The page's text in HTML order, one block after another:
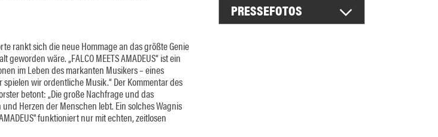
rankt sich die neue Hommage an das größte Genie
wäre. „FALCO MEETS AMADEUS“ ist ein
im Leben des markanten Musikers – eines
spielen wir ordentliche Musik.“ Der Kommentar des
betont: „Die große Nachfrage und das
Herzen der Menschen lebt. Ein solches Wagnis
funktioniert nur mit echten, zeitlosen
PRESSEFOTOS